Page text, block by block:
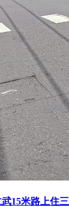
15米路上住